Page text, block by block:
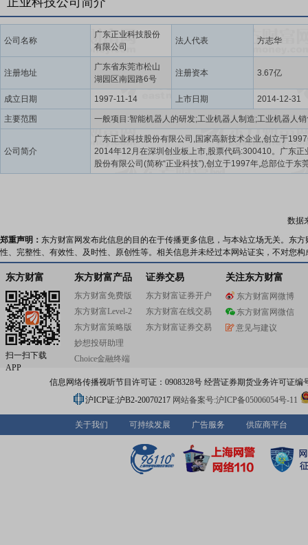
公司名称
广东正业科技股份
有限公司
法人代表 方志华
注册地址
广东省东莞市松山
湖园区南园路6号
注册资本 3.67亿
成立日期 1997-11-14 上市日期 2014-12-31
主要范围
公司简介
广东正业科技股份有限公司,国家高新技术企业,创立于
2014年12月在深圳创业板上市,股票代码:300410。广东正
股份有限公司(简称“正业科技”),创立于1997年,总部位于东
湖,2014年在深交所创业板上市,股票代码:300410,现为景
案、新材料等产品及服务,拥有众多稳定、优质的知名客户,
成为多个行业细分领域的龙头企业。公司自创立以来,始终
技兴企”、“技术立企”、“技术强则正业强”的发展理念,通过“
新+外部合作”方式,搭建各种研发平台进行支撑,已掌握了多
自主知识产权的核心技术,形成了检测自动化、X光应用核
制造等诸多行业领域,公司承担国家重点研发项目8项、省
发项目30余项,与清华大学、北京大学、哈工大、浙大、华
工、广工大、电子科大等二十多家高校及科研院所开展产
作。公司主导或参与制定的标准近40余项,其中国家标准14
业标准4项、团体(协会)标准12项、企业标准28项。荣获“
识产权示范企业”称号,产品荣获国家重点新产品1项、中国
20余项。经过20多年的稳步发展,硕果累累,获得了行业、
客户的普遍认可。作为国家级专精特新“小巨人”企业、中
检测装备产业链”链主企业,正业科技始终以客户为中心,坚
创新,不断加大新技术、新工艺的研发应用,产品不断实现替
以优质的产品与服务,为工业品质量保驾护航,助力中国制造
数据
郑重声明： 东方财富网发布此信息的目的在于传播更多信息，与本站立场无关。东
性、完整性、有效性、及时性、原创性等。相关信息并未经过本网站证实，不对您
东方财富
扫一扫下载
APP
东方财富产品
东方财富免费版
东方财富Level-2
东方财富策略版
妙想投研助理
Choice金融终端
证券交易
东方财富证券开户
东方财富在线交易
东方财富证券交易
关注东方财富
东方财富网微博
东方财富网微信
意见与建议
信息网络传播视听节目许可证：0908328号 经营证券期货业务许可证编
沪ICP证:沪B2-20070217 网站备案号:沪ICP备05006054号-11
关于我们 可持续发展 广告服务 供应商平台